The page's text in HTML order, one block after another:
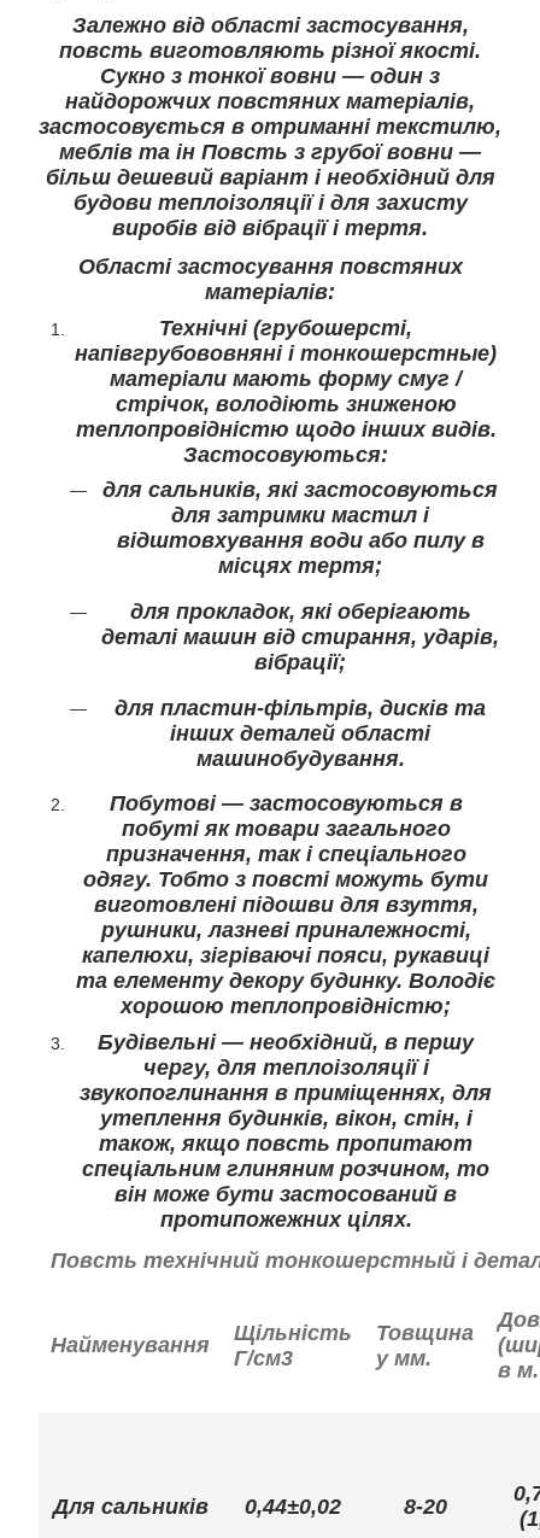
Залежно від області застосування,
повсть виготовляють різної якості.
Сукно з тонкої вовни — один з
найдорожчих повстяних матеріалів,
застосовується в отриманні текстилю,
меблів та ін Повсть з грубої вовни —
більш дешевий варіант і необхідний для
будови теплоізоляції і для захисту
виробів від вібрації і тертя.
Області застосування повстяних
матеріалів:
Технічні (грубошерсті,
напівгрубововняні і тонкошерстные)
матеріали мають форму смуг /
стрічок, володіють зниженою
теплопровідністю щодо інших видів.
Застосовуються:
для сальників, які застосовуються
для затримки мастил і
відштовхування води або пилу в
місцях тертя;
для прокладок, які оберігають
деталі машин від стирання, ударів,
вібрації;
для пластин-фільтрів, дисків та
інших деталей області
машинобудування.
Побутові — застосовуються в
побуті як товари загального
призначення, так і спеціального
одягу. Тобто з повсті можуть бути
виготовлені підошви для взуття,
рушники, лазневі приналежності,
капелюхи, зігріваючі пояси, рукавиці
та елементу декору будинку. Володіє
хорошою теплопровідністю;
Будівельні — необхідний, в першу
чергу, для теплоізоляції і
звукопоглинання в приміщеннях, для
утеплення будинків, вікон, стін, і
також, якщо повсть пропитают
спеціальним глиняним розчином, то
він може бути застосований в
протипожежних цілях.
Повсть технічний тонкошерстный і
Найменування
Щільність
Г/см3
Товщина
у мм.
в м.
Для сальників 0,44±0,02 8-20